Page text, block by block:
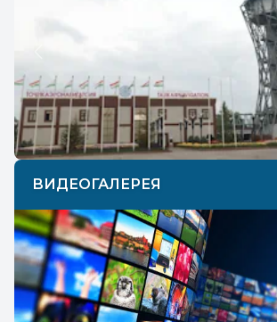
ВИДЕОГАЛЕРЕЯ